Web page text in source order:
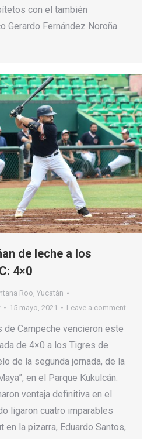
con el también
Gerardo Fernández Noroña.
de leche a los
4×0
Roo, Yucatán
15 mayo, 2021 Leave a comment
de Campeche vencieron este
de 4×0 a los Tigres de
de la segunda jornada, de la
en el Parque Kukulcán.
ventaja definitiva en el
ligaron cuatro imparables
en la pizarra, Eduardo Santos,